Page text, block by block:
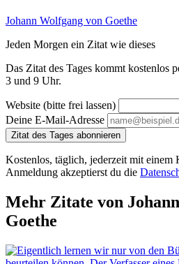
Johann Wolfgang von Goethe
Jeden Morgen ein Zitat wie dieses
Das Zitat des Tages kommt kostenlos
3 und 9 Uhr.
Website (bitte frei lassen)
Deine E-Mail-Adresse
Zitat des Tages abonnieren
Kostenlos, täglich, jederzeit mit einem
Anmeldung akzeptierst du die
Mehr Zitate von
Goethe